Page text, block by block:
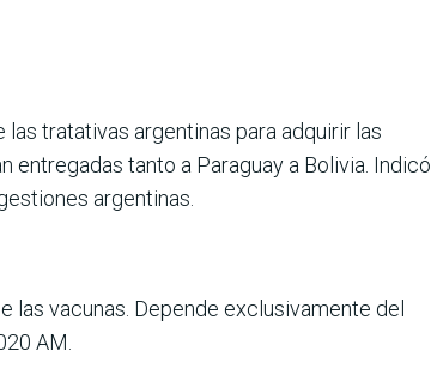
tratativas argentinas para adquirir las
entregadas tanto a Paraguay a Bolivia. Indicó
argentinas.
las vacunas. Depende exclusivamente del
AM.